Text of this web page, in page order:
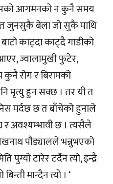
आगमनको न कुनै समय
जुनसुकै बेला जो सुकै माथि
काट्दा काट्दै गाडीको
ज्वालामुखी फुटेर,
रोग र बिरामको
मृत्यु हुन सक्छ । तर यी त
मर्दछ छ त बाँचेको हुनाले
र अवश्यम्भावी छ । त्यसैले
पौड्यालले भन्नुभएको
पुग्यो टारेर टर्दैन त्यो, इन्द्रै
मान्दैन त्यो । ‘